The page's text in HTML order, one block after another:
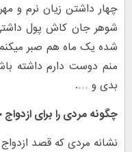
چهار داشتن زیان نرم و
شوهر جان کاش پول
شده یک ماه هم صبر
منم دوست دارم داشته
بدی و ….
چگونه مردی را برای
نشانه مردی که قصد ازدواج